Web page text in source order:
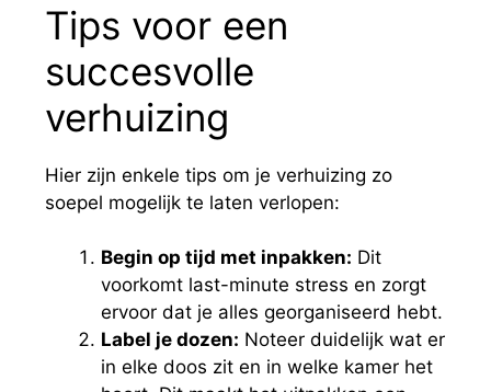
Tips voor een
succesvolle
verhuizing
Hier zijn enkele tips om je verhuizing zo
soepel mogelijk te laten verlopen:
Begin op tijd met inpakken: Dit
voorkomt last-minute stress en zorgt
ervoor dat je alles georganiseerd hebt.
Label je dozen: Noteer duidelijk wat er
in elke doos zit en in welke kamer het